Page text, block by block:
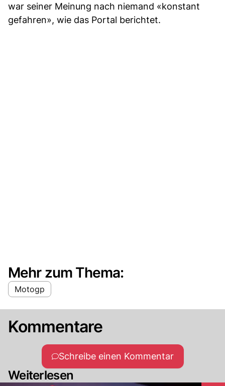
war seiner Meinung nach niemand «konstant
gefahren», wie das Portal berichtet.
Mehr zum Thema:
Motogp
Kommentare
Schreibe einen Kommentar
Weiterlesen